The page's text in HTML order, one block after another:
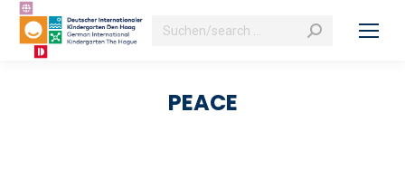
Search:
PEACE